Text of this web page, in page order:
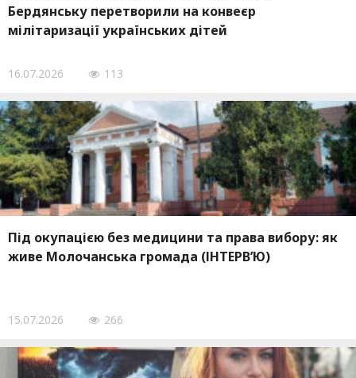
Бердянську перетворили на конвеєр
мілітаризації українських дітей
16.07.2026 113
Під окупацією без медицини та права вибору: як
живе Молочанська громада (ІНТЕРВ’Ю)
15.07.2026 266